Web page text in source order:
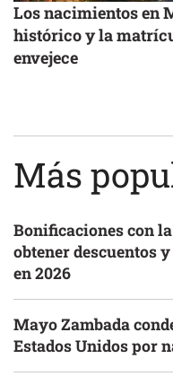
Los nacimientos en
histórico y la
envejece
Más
Bonificaciones con
obtener descuentos
en 2026
Mayo Zambada
Estados Unidos por